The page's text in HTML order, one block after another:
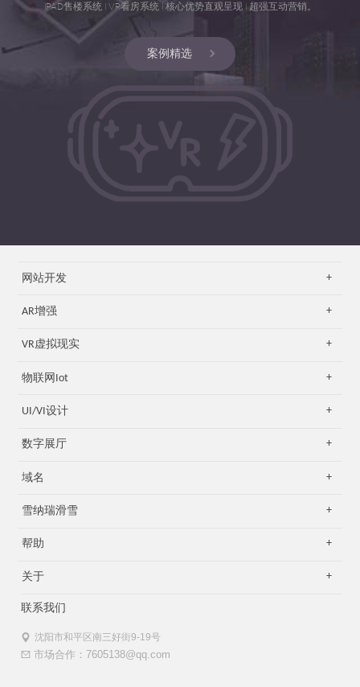
IPAD售楼系统 | VR看房系统 | 核心优势直观呈现 | 超强互动营销。
案例精选
网站开发
AR增强
VR虚拟现实
物联网Iot
UI/VI设计
数字展厅
域名
雪纳瑞滑雪
帮助
关于
联系我们
沈阳市和平区南三好街9-19号
市场合作：7605138@qq.com